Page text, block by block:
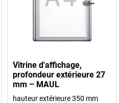
Vitrine d'affichage,
profondeur extérieure 27
mm – MAUL
hauteur extérieure 350 mm